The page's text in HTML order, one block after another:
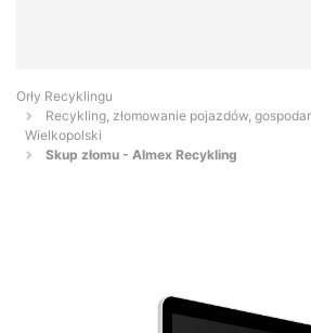
Orły Recyklingu
Recykling, złomowanie pojazdów,
Wielkopolski
Skup złomu - Almex Recykling